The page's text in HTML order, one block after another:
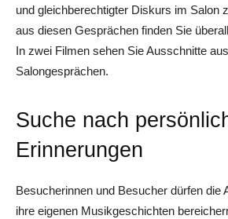
und gleichberechtigter Diskurs im Salon
aus diesen Gesprächen finden Sie
In zwei Filmen sehen Sie Ausschnitte
Salongesprächen.
Suche nach
Erinnerungen
Besucherinnen und Besucher dürfen die
ihre eigenen Musikgeschichten